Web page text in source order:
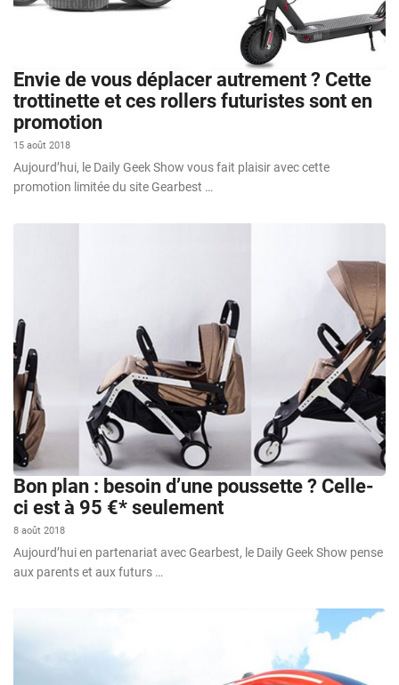
Envie de vous déplacer autrement ? Cette
trottinette et ces rollers futuristes sont en
promotion
15 août 2018
Aujourd’hui, le Daily Geek Show vous fait plaisir avec cette
promotion limitée du site Gearbest …
Bon plan : besoin d’une poussette ? Celle-
ci est à 95 €* seulement
8 août 2018
Aujourd’hui en partenariat avec Gearbest, le Daily Geek Show pense
aux parents et aux futurs …